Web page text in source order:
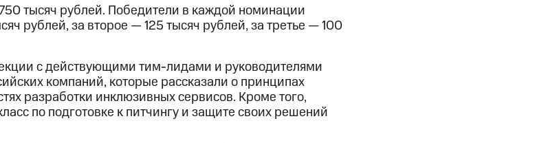
тысяч рублей. Победители в каждой номинации
рублей, за второе — 125 тысяч рублей, за третье — 100
с действующими тим-лидами и руководителями
компаний, которые рассказали о принципах
разработки инклюзивных сервисов. Кроме того,
по подготовке к питчингу и защите своих решений